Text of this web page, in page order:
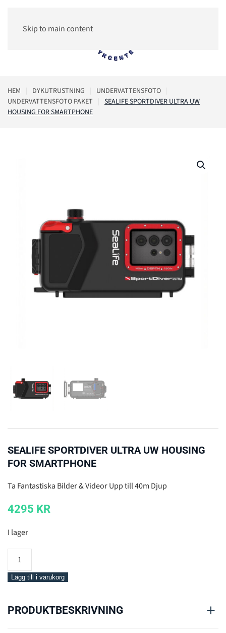
Skip to main content
HEM DYKUTRUSTNING
UNDERVATTENSFOTO
UNDERVATTENSFOTO PAKET
SEALIFE SPORTDIVER ULTRA UW
HOUSING FOR SMARTPHONE
SEALIFE SPORTDIVER ULTRA UW HOUSING
FOR SMARTPHONE
Ta Fantastiska Bilder & Videor Upp till 40m Djup
4295 KR
I lager
SeaLife
Ultra
For
Smartphone
Lägg till i varukorg
PRODUKTBESKRIVNING